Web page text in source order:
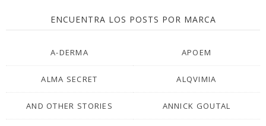
ENCUENTRA LOS POSTS POR MARCA
A-DERMA APOEM
ALMA SECRET ALQVIMIA
AND OTHER STORIES ANNICK GOUTAL